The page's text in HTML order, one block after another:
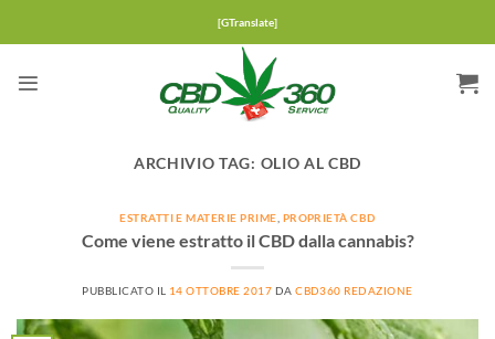
[GTranslate]
ARCHIVIO TAG: OLIO AL CBD
ESTRATTI E MATERIE PRIME PROPRIETÀ CBD
Come viene estratto il CBD dalla cannabis?
PUBBLICATO IL 14 OTTOBRE 2017 DACBD360 REDAZIONE